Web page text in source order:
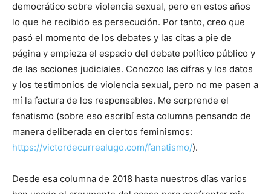
democrático sobre violencia sexual, pero en estos años
lo que he recibido es persecución. Por tanto, creo que
pasó el momento de los debates y las citas a pie de
página y empieza el espacio del debate político público y
de las acciones judiciales. Conozco las cifras y los datos
y los testimonios de violencia sexual, pero no me pasen a
mí la factura de los responsables. Me sorprende el
fanatismo (sobre eso escribí esta columna pensando de
manera deliberada en ciertos feminismos:
https://victordecurrealugo.com/fanatismo/).
Desde esa columna de 2018 hasta nuestros días varios